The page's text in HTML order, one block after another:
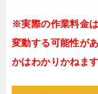
※実際の作業料金
変動する可能性が
かはわかりかねま